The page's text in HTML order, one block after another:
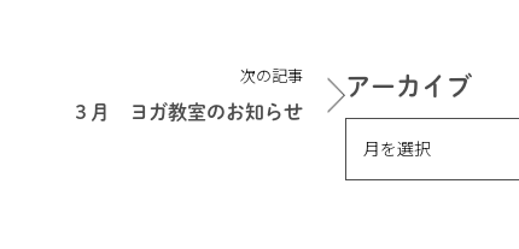
次の記事
３月 ヨガ教室のお知らせ
アーカイブ